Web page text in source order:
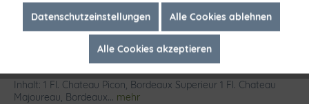
Inhalt: 1 Fl. Chateau Picon, Bordeaux Superieur 1 Fl. Chateau
Majoureau, Bordeaux... mehr
Marketing Inaktiv
Datenschutzeinstellungen Alle Cookies ablehnen
Alle Cookies akzeptieren